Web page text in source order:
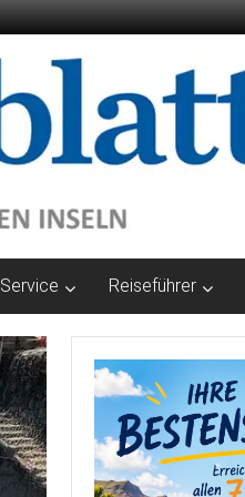
Service Reiseführer